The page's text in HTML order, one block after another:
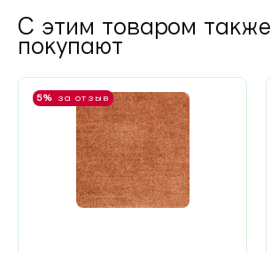
С этим товаром также
покупают
5% за отзыв